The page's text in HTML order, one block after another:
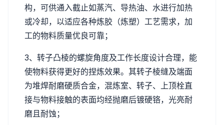
构，可供通入截止如蒸汽、导热油、水进行加热
或冷却，以适应各种炼胶（炼塑）工艺需求，加
工的物料质量优良可靠；
3、转子凸棱的螺旋角度及工作长度设计合理，能
使物料获得更好的捏炼效果。其转子棱缝及端面
为堆焊耐磨硬质合金，混炼室、转子、上顶栓直
接与物料接触的表面均经抛磨后镀硬铬，光亮耐
磨且耐蚀；